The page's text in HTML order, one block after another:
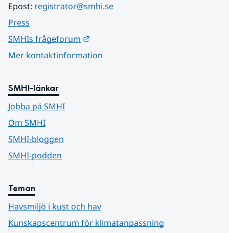
Epost: registrator@smhi.se
Press
SMHIs frågeforum
Mer kontaktinformation
SMHI-länkar
Jobba på SMHI
Om SMHI
SMHI-bloggen
SMHI-podden
Teman
Havsmiljö i kust och hav
Kunskapscentrum för klimatanpassning